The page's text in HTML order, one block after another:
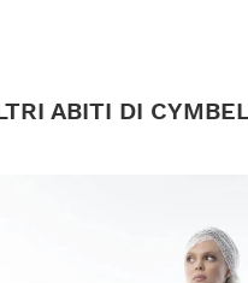
ABITI DI